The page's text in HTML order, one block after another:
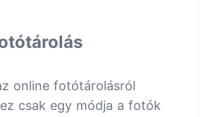
online fotótárolásról
csak egy módja a fotók